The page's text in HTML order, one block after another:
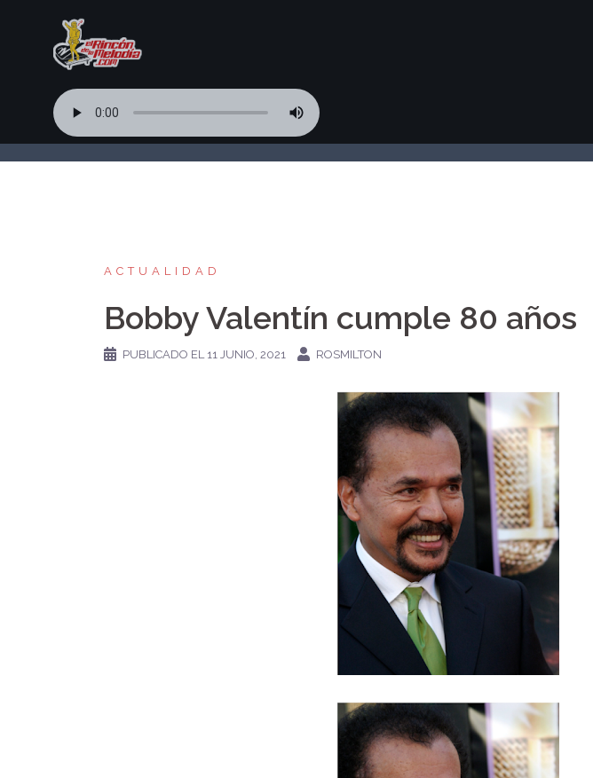
contenido
ACTUALIDAD
Bobby Valentín cumple 80 años
PUBLICADO EL 11 JUNIO, 2021 ROSMILTON